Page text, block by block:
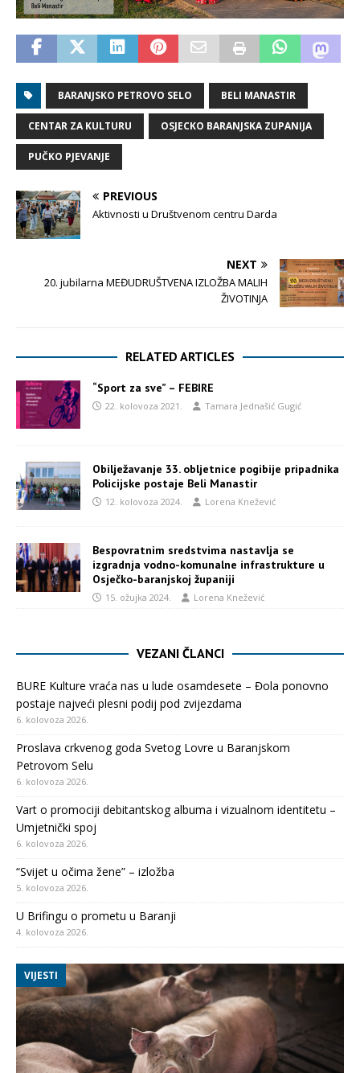
BARANJSKO PETROVO SELO BELI MANASTIR
CENTAR ZA KULTURU OSJECKO BARANJSKA ZUPANIJA
PUČKO PJEVANJE
PREVIOUS
Aktivnosti u Društvenom centru Darda
NEXT
20. jubilarna MEĐUDRUŠTVENA IZLOŽBA MALIH
ŽIVOTINJA
RELATED ARTICLES
“Sport za sve” – FEBIRE
22. kolovoza 2021. Tamara Jednašić Gugić
Obilježavanje 33. obljetnice pogibije pripadnika
Policijske postaje Beli Manastir
12. kolovoza 2024. Lorena Knežević
Bespovratnim sredstvima nastavlja se
izgradnja vodno-komunalne infrastrukture u
Osječko-baranjskoj županiji
15. ožujka 2024. Lorena Knežević
VEZANI ČLANCI
BURE Kulture vraća nas u lude osamdesete – Đola ponovno
postaje najveći plesni podij pod zvijezdama
6. kolovoza 2026.
Proslava crkvenog goda Svetog Lovre u Baranjskom
Petrovom Selu
6. kolovoza 2026.
Vart o promociji debitantskog albuma i vizualnom identitetu –
Umjetnički spoj
6. kolovoza 2026.
“Svijet u očima žene” – izložba
5. kolovoza 2026.
U Brifingu o prometu u Baranji
4. kolovoza 2026.
VIJESTI